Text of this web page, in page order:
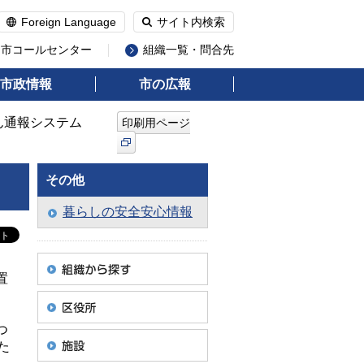
Foreign Language サイト内検索
コールセンター 組織一覧・問合先
市政情報 市の広報
報システム 印刷用ページ
その他
暮らしの安全安心情報